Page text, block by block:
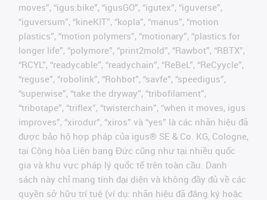
moves”, “igus:bike”, “igusGO”, “igutex”, “iguverse”,
“iguversum”, “kineKIT”, “kopla”, “manus”, “motion
plastics”, “motion polymers”, “motionary”, “plastics for
longer life”, “polymore”, “print2mold”, “Rawbot”, “RBTX”,
“RCYL”, “readycable”, “readychain”, “ReBeL”, “ReCyycle”,
“reguse”, “robolink”, “Rohbot”, “savfe”, “speedigus”,
“superwise”, “take the dryway”, “tribofilament”,
“tribotape”, “triflex”, “twisterchain”, “when it moves, igus
improves”, “xirodur”, “xiros” và “yes” là các nhãn hiệu đã
được bảo hộ hợp pháp của igus® SE & Co. KG, Cologne,
tại Cộng hòa Liên bang Đức cũng như tại nhiều quốc
gia và khu vực pháp lý quốc tế trên toàn cầu. Danh
sách này chỉ mang tính đại diện và không đầy đủ về các
quyền sở hữu trí tuệ (ví dụ: nhãn hiệu đã đăng ký hoặc